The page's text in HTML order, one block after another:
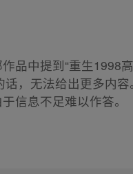
品中提到“重生1998
话，无法给出更多内
信息不足难以作答。